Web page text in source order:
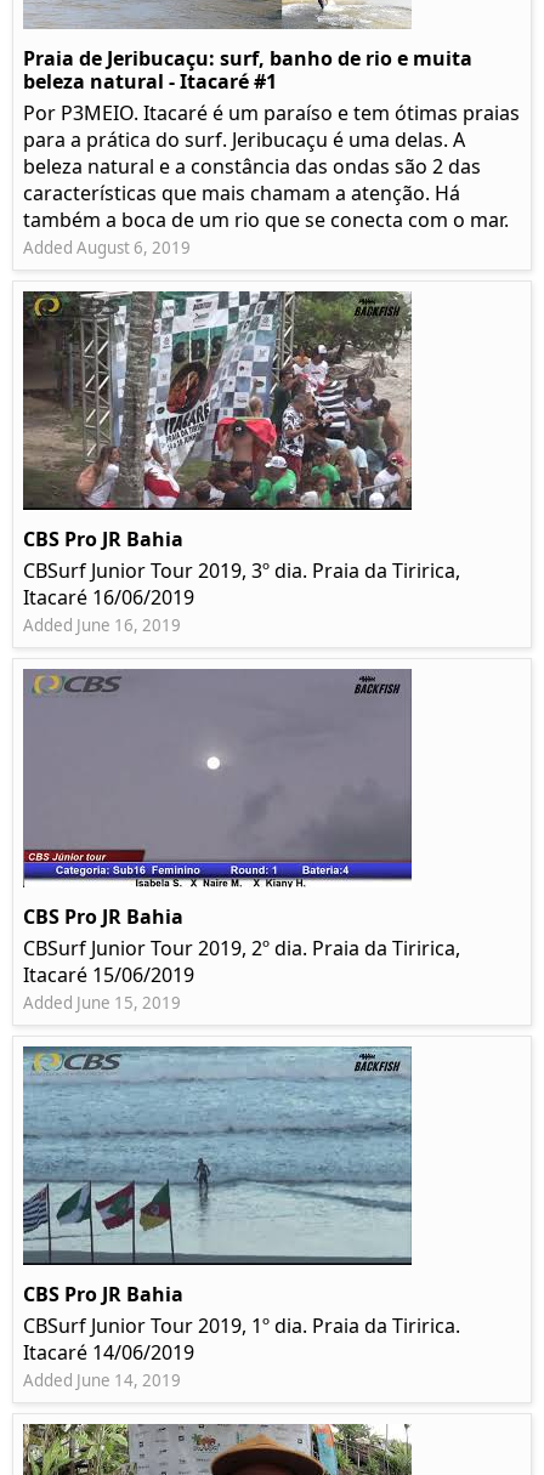
Praia de Jeribucaçu: surf, banho de rio e muita
beleza natural - Itacaré #1
Por P3MEIO. Itacaré é um paraíso e tem ótimas praias
para a prática do surf. Jeribucaçu é uma delas. A
beleza natural e a constância das ondas são 2 das
características que mais chamam a atenção. Há
também a boca de um rio que se conecta com o mar.
Added August 6, 2019
CBS Pro JR Bahia
CBSurf Junior Tour 2019, 3º dia. Praia da Tiririca,
Itacaré 16/06/2019
Added June 16, 2019
CBS Pro JR Bahia
CBSurf Junior Tour 2019, 2º dia. Praia da Tiririca,
Itacaré 15/06/2019
Added June 15, 2019
CBS Pro JR Bahia
CBSurf Junior Tour 2019, 1º dia. Praia da Tiririca.
Itacaré 14/06/2019
Added June 14, 2019